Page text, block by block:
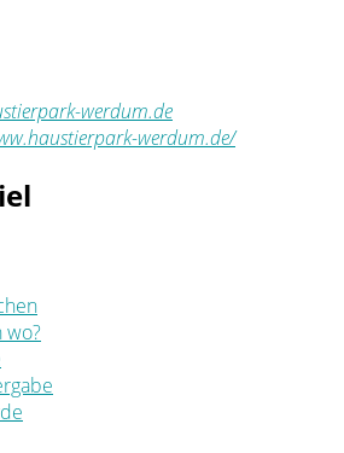
werdum.de
werdum.de/
wo?